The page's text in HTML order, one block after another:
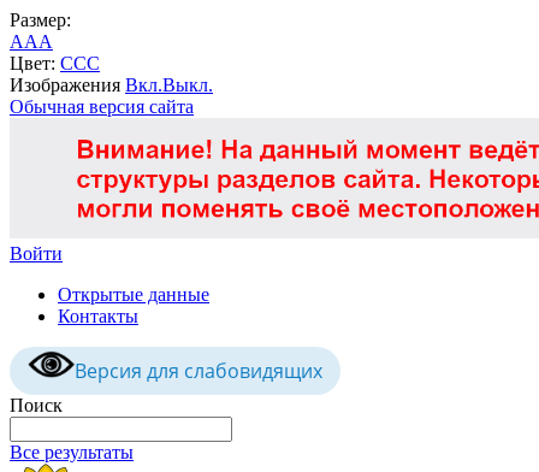
Размер:
AAA
Цвет: CCC
Изображения Вкл.Выкл.
Обычная версия сайта
Войти
Открытые данные
Контакты
Версия для слабовидящих
Поиск
Все результаты